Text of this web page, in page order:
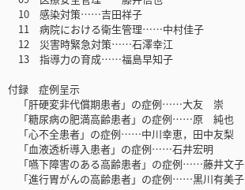
10 感染対策……吉田祥子
11 病院における衛生管理……中村佳子
12 災害時緊急対策……石澤幸江
13 指導力の育成……福島早知子
付録 症例呈示
「肝硬変非代償期患者」の症例……大友 崇
「糖尿病の肥満高齢患者」の症例……原 純也
「心不全患者」の症例……中川幸恵，田中友梨
「血液透析導入患者」の症例……石井宏明
「嚥下障害のある高齢患者」の症例……藤井文子
「進行胃がんの高齢患者」の症例……黒川有美子